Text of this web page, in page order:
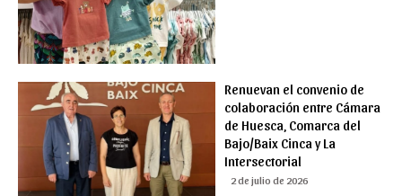
Renuevan el convenio de
colaboración entre Cámara
de Huesca, Comarca del
Bajo/Baix Cinca y La
Intersectorial
2 de julio de 2026